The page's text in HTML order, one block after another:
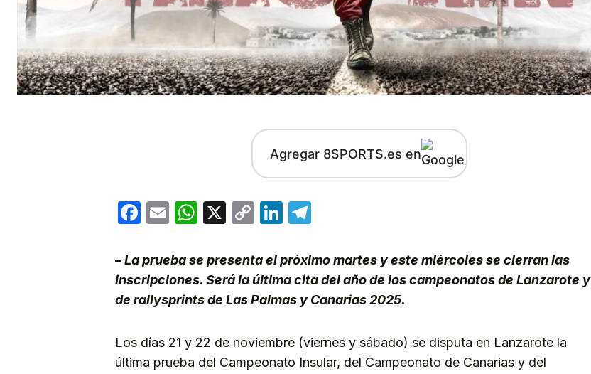
Agregar 8SPORTS.es en
Facebook
EmailWhatsApp
X
CopyLinkedIn
– La prueba se presenta el próximo martes y este miércoles se cierran las
inscripciones. Será la última cita del año de los campeonatos de Lanzarote y
de rallysprints de Las Palmas y Canarias 2025.
Los días 21 y 22 de noviembre (viernes y sábado) se disputa en Lanzarote la
última prueba del Campeonato Insular, del Campeonato de Canarias y del